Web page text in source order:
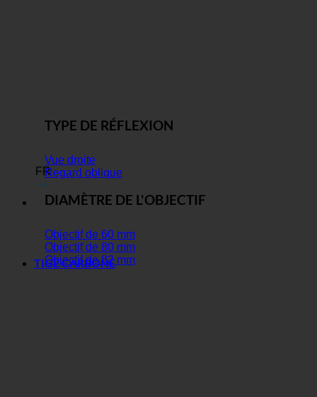
FR
TYPE DE RÉFLEXION
Vue droite
Regard oblique
DIAMÈTRE DE L'OBJECTIF
Objectif de 60 mm
Objectif de 80 mm
Objectif de 82 mm
TIGE CARBONE